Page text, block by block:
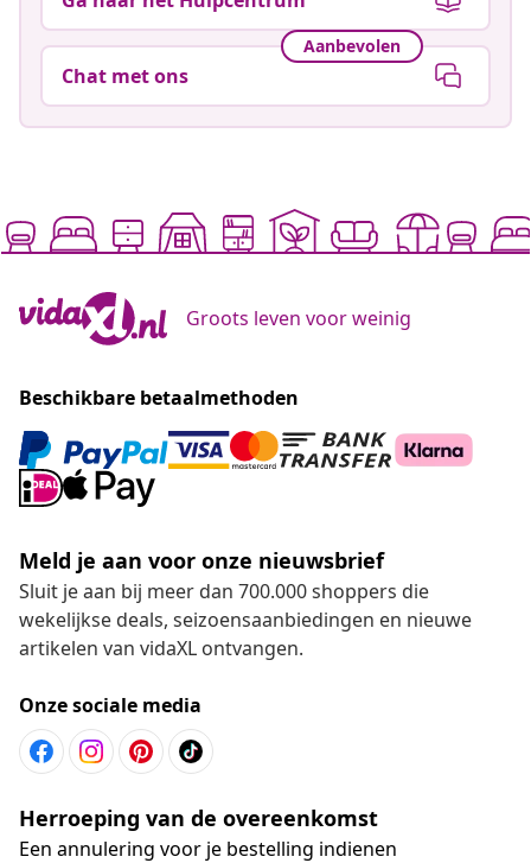
Aanbevolen
Chat met ons
Groots leven voor weinig
Beschikbare betaalmethoden
Meld je aan voor onze nieuwsbrief
Sluit je aan bij meer dan 700.000 shoppers die
wekelijkse deals, seizoensaanbiedingen en nieuwe
artikelen van vidaXL ontvangen.
Onze sociale media
Herroeping van de overeenkomst
Een annulering voor je bestelling indienen